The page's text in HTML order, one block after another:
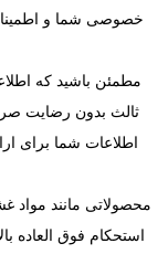
خصوصی شما و
مطمئن باشید که
ثالث بدون رضایت
اطلاعات شما برای
استحکام فوق العاده